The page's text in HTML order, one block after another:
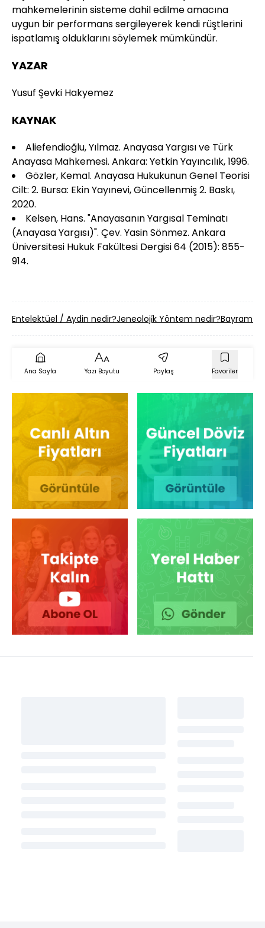
mahkemelerinin sisteme dahil edilme amacına
uygun bir performans sergileyerek kendi rüştlerini
ispatlamış olduklarını söylemek mümkündür.
YAZAR
Yusuf Şevki Hakyemez
KAYNAK
Aliefendioğlu, Yılmaz. Anayasa Yargısı ve Türk
Anayasa Mahkemesi. Ankara: Yetkin Yayıncılık, 1996.
Gözler, Kemal. Anayasa Hukukunun Genel Teorisi
Cilt: 2. Bursa: Ekin Yayınevi, Güncellenmiş 2. Baskı,
2020.
Kelsen, Hans. "Anayasanın Yargısal Teminatı
(Anayasa Yargısı)". Çev. Yasin Sönmez. Ankara
Üniversitesi Hukuk Fakültesi Dergisi 64 (2015): 855-
914.
Entelektüel / Aydin nedir?Jeneoloji̇k Yöntem nedir?
Ana Sayfa Yazı Boyutu Paylaş Favoriler